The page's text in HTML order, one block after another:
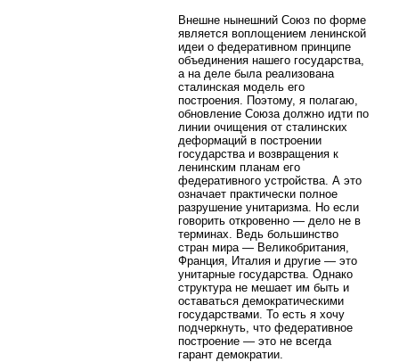
Внешне нынешний Союз по форме
является воплощением ленинской
идеи о федеративном принципе
объединения нашего государства,
а на деле была реализована
сталинская модель его
построения. Поэтому, я полагаю,
обновление Союза должно идти по
линии очищения от сталинских
деформаций в построении
государства и возвращения к
ленинским планам его
федеративного устройства. А это
означает практически полное
разрушение унитаризма. Но если
говорить откровенно — дело не в
терминах. Ведь большинство
стран мира — Великобритания,
Франция, Италия и другие — это
унитарные государства. Однако
структура не мешает им быть и
оставаться демократическими
государствами. То есть я хочу
подчеркнуть, что федеративное
построение — это не всегда
гарант демократии.